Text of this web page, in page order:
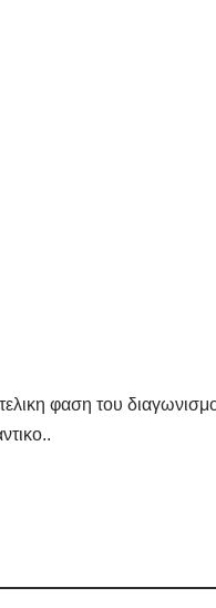
φαση του